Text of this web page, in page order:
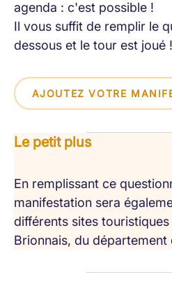
agenda : c'est possible !
Il vous suffit de remplir le
dessous et le tour est joué !
AJOUTEZ VOTRE
Le petit plus
En remplissant ce
manifestation sera
différents sites
Brionnais, du département